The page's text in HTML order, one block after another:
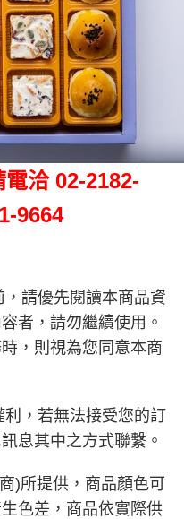
電洽 02-2182-
9664
請優先閱讀本商品資
者，請勿繼續使用。
，則視為您同意本商
，若無法接受您的訂
息其中之方式聯繫。
)所提供，商品顏色可
色差，商品依實際供